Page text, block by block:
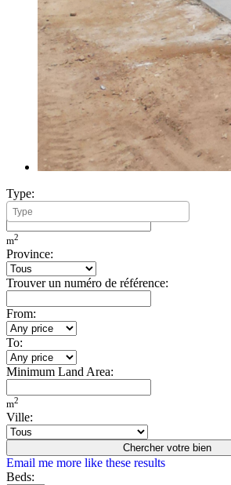
Type:
Minimum Build Area:
m2
Province:
Trouver un numéro de référence:
From:
To:
Minimum Land Area:
m2
Ville:
Chercher votre bien
Email me more like these results
Beds: